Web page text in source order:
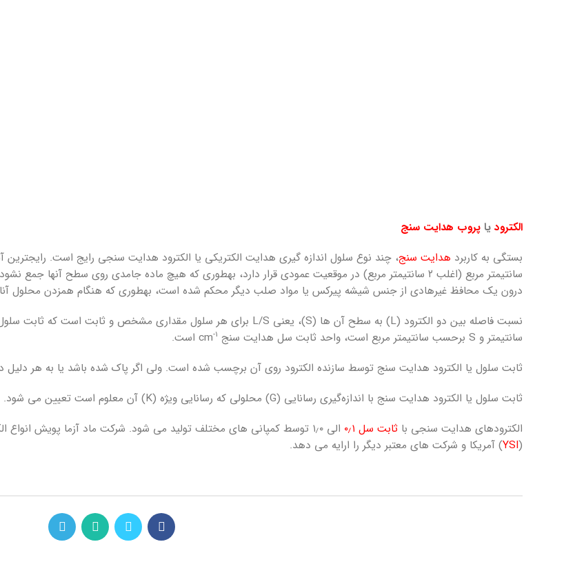
الکترود یا پروب هدایت سنج
بستگی به کاربرد هدایت ­سنج
سانتیمتر مربع (اغلب ۲ سانتیمتر مربع) در موقعیت عمودی قرار دارد، به­طوری که هیچ ماده جامدی روی سطح
درون یک محافظ غیرهادی از جنس شیشه پیرکس یا مواد صلب دیگر محکم شده­ است، به­طوری که هنگام همزدن محلول
سانتیمتر و S برحسب سانتیمتر مربع است، واحد ثابت سل هدایت سنج cm
-1
است.
ثابت سلول یا الکترود هدایت سنج توسط سازنده الکترود روی آن برچسب شده است. ولی اگر پاک شده باشد یا به هر دلیل
ثابت سلول یا الکترود هدایت سنج با اندازه‌گیری رسانایی (G) محلولی که رسانایی ویژه (K) آن معلوم است تعیین می‌ شود. معمولاً از محلول‌های کلرید پتاسیم برای این منظور استفاده می‌شود.
الکترودهای هدایت سنجی با ثابت سل ۰٫۱ الی ۱٫۰ توسط کمپانی های مختلف تولید می شود. شرکت ماد آزما پویش انواع الکترود هدایت از کمپانی های
(
YSI) آمریکا و شرکت های معتبر دیگر را ارایه می دهد.